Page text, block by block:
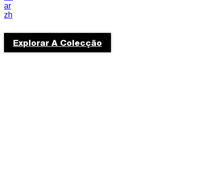
ar
zh
cultura
portuguesa
Explorar A Colecção